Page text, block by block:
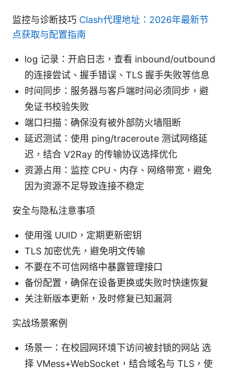
监控与诊断技巧 Clash代理地址：2026年最新节
点获取与配置指南
log 记录：开启日志，查看 inbound/outbound
的连接尝试、握手错误、TLS 握手失败等信息
时间同步：服务器与客户端时间必须同步，避
免证书校验失败
端口扫描：确保没有被外部防火墙阻断
延迟测试：使用 ping/traceroute 测试网络延
迟，结合 V2Ray 的传输协议选择优化
资源占用：监控 CPU、内存、网络带宽，避免
因为资源不足导致连接不稳定
安全与隐私注意事项
使用强 UUID，定期更新密钥
TLS 加密优先，避免明文传输
不要在不可信网络中暴露管理接口
备份配置，确保在设备更换或失败时快速恢复
关注新版本更新，及时修复已知漏洞
实战场景案例
场景一：在校园网环境下访问被封锁的网站 选
择 VMess+WebSocket，结合域名与 TLS，使